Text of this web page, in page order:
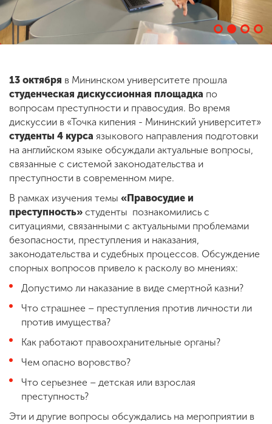
13 октября в Мининском университете прошла
студенческая дискуссионная площадка по
вопросам преступности и правосудия. Во время
дискуссии в «Точка кипения - Мининский университет»
студенты 4 курса языкового направления подготовки
на английском языке обсуждали актуальные вопросы,
связанные с системой законодательства и
преступности в современном мире.
В рамках изучения темы «Правосудие и
преступность» студенты познакомились с
ситуациями, связанными с актуальными проблемами
безопасности, преступления и наказания,
законодательства и судебных процессов. Обсуждение
спорных вопросов привело к расколу во мнениях:
Допустимо ли наказание в виде смертной казни?
Что страшнее – преступления против личности ли
против имущества?
Как работают правоохранительные органы?
Чем опасно воровство?
Что серьезнее – детская или взрослая
преступность?
Эти и другие вопросы обсуждались на мероприятии в